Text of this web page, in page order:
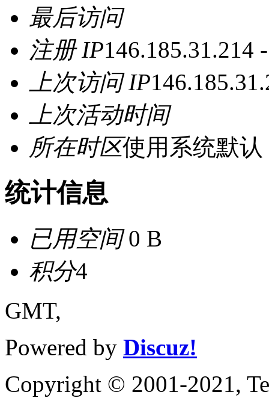
最后访问
注册 IP146.185.31.214
上次访问 IP
上次活动时间
所在时区使用系统默认
统计信息
已用空间0 B
积分4
GMT,
Powered by Discuz!
Copyright © 2001-2021,